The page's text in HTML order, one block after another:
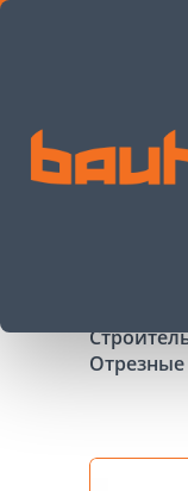
LAMELLKETAS